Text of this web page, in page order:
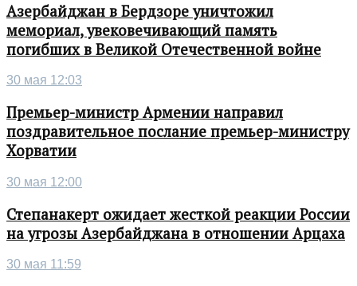
Азербайджан в Бердзоре уничтожил
мемориал, увековечивающий память
погибших в Великой Отечественной войне
30 мая 12:03
Премьер-министр Армении направил
поздравительное послание премьер-министру
Хорватии
30 мая 12:00
Степанакерт ожидает жесткой реакции России
на угрозы Азербайджана в отношении Арцаха
30 мая 11:59